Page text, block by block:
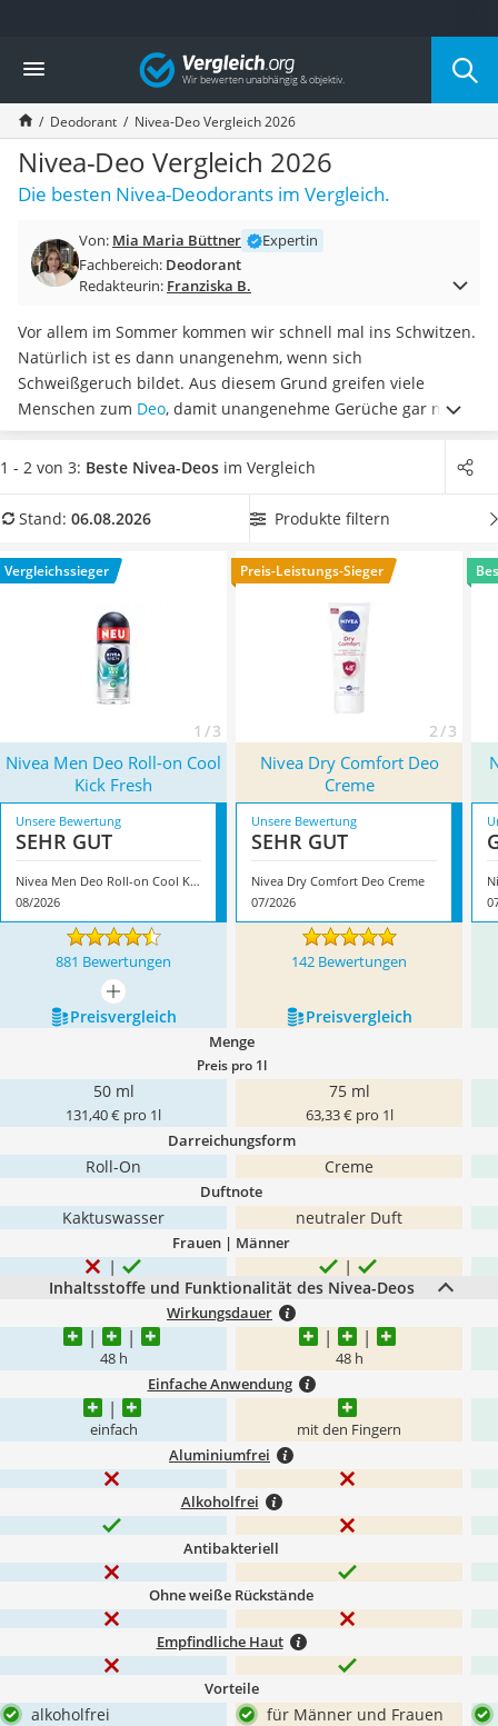
Die beliebtesten Vergleiche nach Kategorie
Drogerie
Inhalator
Haarschneider
Rollator
Braun Rasierer
Katzenklappe (Chip)
Masturbator
Massagepistole
Reisehaartrockner
Eiweißpulver
Magnesiumpräparat
Katzenklappe
Nackenmassagegerät
Zeckenschutz Katze
Philips-Sonicare-Zahnbürste
Mineralfutter Pferd
Massagegerät
Vergleich
Deodorant Nivea-Deo Vergleich 2026
Nivea-Deo Vergleich 2026
Die besten Nivea-Deodorants im Vergleich.
Von: Mia Maria Büttner
Expertin
Fachbereich: Deodorant
Redakteurin: Franziska B.
Vor allem im Sommer kommen wir schnell mal ins Schwitzen.
Natürlich ist es dann unangenehm, wenn sich
Schweißgeruch bildet. Aus diesem Grund greifen viele
Menschen zum Deo, damit unangenehme Gerüche gar nicht
erst entstehen können. Tests im Internet haben gezeigt, dass
Nivea-Deos mitneutralen Düften hervorragend geeignet
Leiden Sie unter sensibler Haut? Dann wählen Sie jetzt ein
Alkohol auskommt,
um die empfindliche Achselhaut nicht
unnötig zu reizen. Überzeugt hat uns hier im August 2026
besonders das Modell
Nivea Men Deo Roll-on Cool Kick
mit seinen Eigenschaften.
1 - 2 von 3: Beste Nivea-Deos im Vergleich
Stand: 06.08.2026 Produkte filtern
Vergleichssieger
1 / 3
Preis-Leistungs-Sieger
2 / 3
Nivea Men Deo Roll-on Cool
Kick Fresh
Nivea Dry Comfort Deo
Creme
Unsere Bewertung
SEHR GUT
Nivea Men Deo Roll-on Cool Kick Fresh
08/2026
Unsere Bewertung
SEHR GUT
Nivea Dry Comfort Deo Creme
07/2026
881 Bewertungen 142 Bewertungen
mehr anzeigen
Preis­vergleich
Preis­vergleich
Menge
Preis pro 1l
50 ml
131,40 € pro 1l
75 ml
63,33 € pro 1l
Darreichungsform
Roll-On Creme
Duftnote
Kaktuswasser neutraler Duft
Frauen | Männer
Inhaltsstoffe und Funktionalität des Nivea-Deos
Wirkungsdauer
48 h 48 h
Einfache Anwendung
einfach mit den Fingern
Aluminiumfrei
Alkoholfrei
Antibakteriell
Ohne weiße Rückstände
Empfindliche Haut
Vorteile
alkoholfrei
für Männer und Frauen